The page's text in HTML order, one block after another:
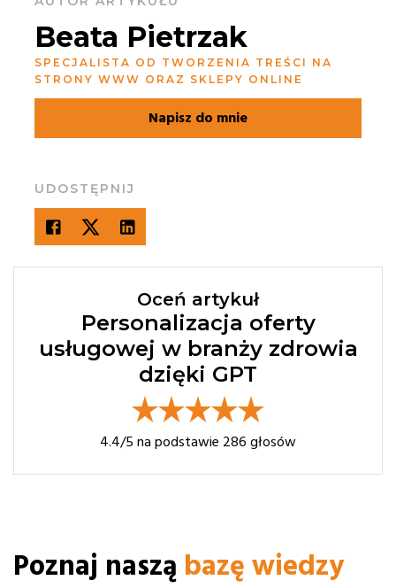
Beata Pietrzak
SPECJALISTA OD TWORZENIA TREŚCI NA
STRONY WWW ORAZ SKLEPY ONLINE
Napisz do mnie
UDOSTĘPNIJ
Oceń artykuł
Personalizacja oferty
usługowej w branży zdrowia
dzięki GPT
4.4/5 na podstawie 286 głosów
Poznaj naszą bazę wiedzy